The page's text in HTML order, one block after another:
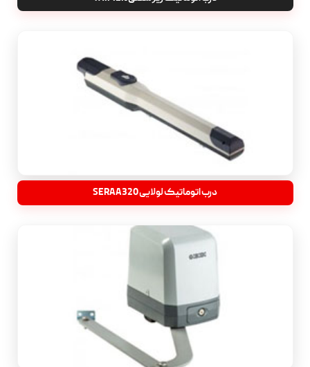
درب اتوماتیک لولایی SERAA320